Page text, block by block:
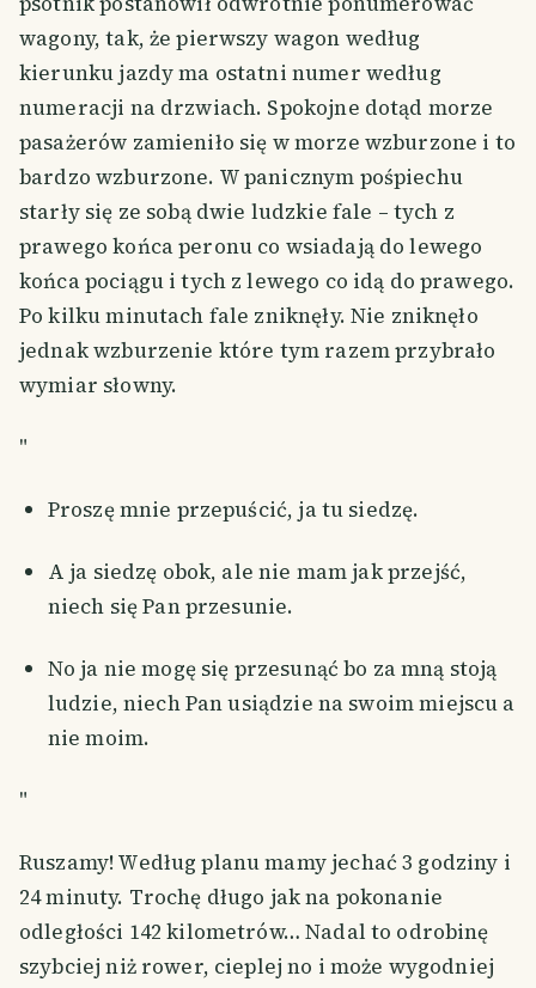
wagony, tak, że pierwszy wagon według
kierunku jazdy ma ostatni numer według
numeracji na drzwiach. Spokojne dotąd morze
pasażerów zamieniło się w morze wzburzone i to
bardzo wzburzone. W panicznym pośpiechu
starły się ze sobą dwie ludzkie fale – tych z
prawego końca peronu co wsiadają do lewego
końca pociągu i tych z lewego co idą do prawego.
Po kilku minutach fale zniknęły. Nie zniknęło
jednak wzburzenie które tym razem przybrało
wymiar słowny.
"
Proszę mnie przepuścić, ja tu siedzę.
A ja siedzę obok, ale nie mam jak przejść,
niech się Pan przesunie.
No ja nie mogę się przesunąć bo za mną stoją
ludzie, niech Pan usiądzie na swoim miejscu a
nie moim.
"
Ruszamy! Według planu mamy jechać 3 godziny i
24 minuty. Trochę długo jak na pokonanie
odległości 142 kilometrów… Nadal to odrobinę
szybciej niż rower, cieplej no i może wygodniej